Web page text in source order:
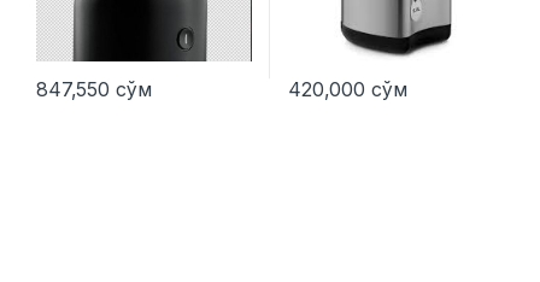
847,550 сўм 420,000 сўм